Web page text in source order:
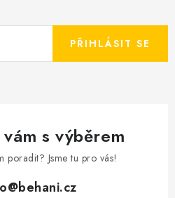
PŘIHLÁSIT SE
s výběrem
poradit? Jsme tu pro vás!
@behani.cz